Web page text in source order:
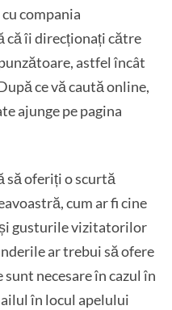
compania
că îi direcționați către
astfel încât
ce vă caută online,
ajunge pe pagina
să oferiți o scurtă
cum ar fi cine
gusturile vizitatorilor
ar trebui să ofere
necesare în cazul în
în locul apelului